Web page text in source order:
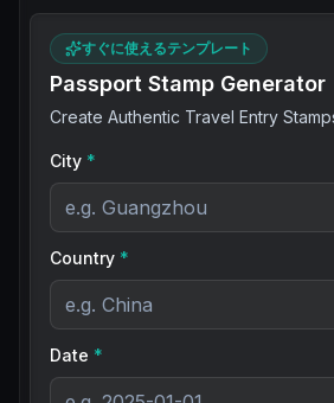
すぐに使えるテンプレート
Passport Stamp Generator
Create Authentic Travel Entry
City *
Country *
Date *